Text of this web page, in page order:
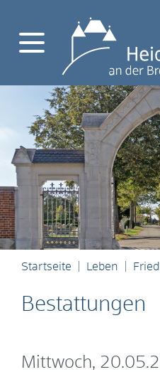
Startseite Leben
Bestattungen
Mittwoch,